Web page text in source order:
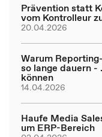
Prävention statt
vom Kontrolleur
20.04.2026
Warum
so lange dauern
können
14.04.2026
Haufe Media
um ERP-Bereich